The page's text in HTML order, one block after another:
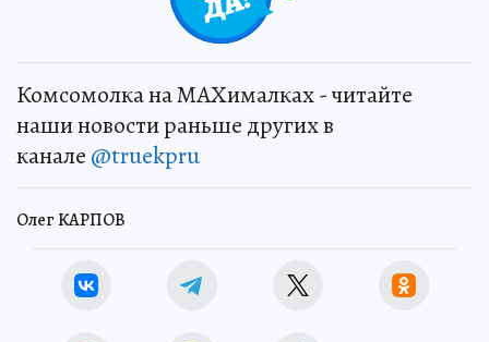
Комсомолка на MAXималках - читайте
наши новости раньше других в
канале @truekpru
Олег КАРПОВ